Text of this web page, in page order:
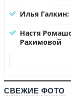
Илья
Настя
Рахимовой
СВЕЖИЕ ФОТО